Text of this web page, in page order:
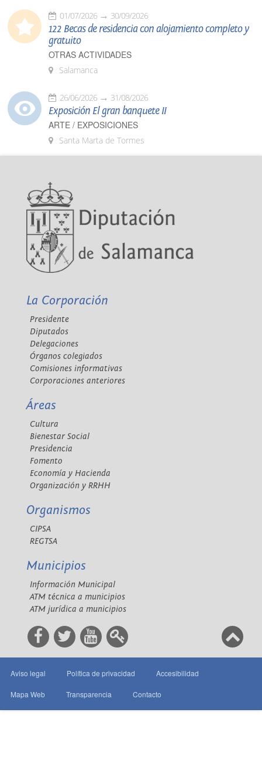
01/07/2026 30/09/2026
122 Becas de residencia con alojamiento completo y
gratuito
OTRAS ACTIVIDADES
Salamanca
26/06/2026 31/08/2026
Exposición El gran banquete II
ARTE / EXPOSICIONES
Santa Marta de Tormes
La Corporación
Presidente
Diputados
Delegaciones
Órganos colegiados
Comisiones informativas
Corporaciones anteriores
Áreas
Cultura
Bienestar Social
Presidencia
Fomento
Economía y Hacienda
Organización y RRHH
Organismos
CIPSA
REGTSA
Municipios
Información Municipal
ATM técnica a municipios
ATM jurídica a municipios
Aviso legal Política de privacidad Accesibilidad
Mapa Web Transparencia Contacto